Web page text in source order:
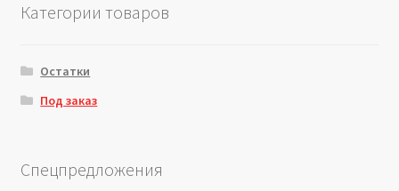
Категории товаров
Остатки
Под заказ
Спецпредложения